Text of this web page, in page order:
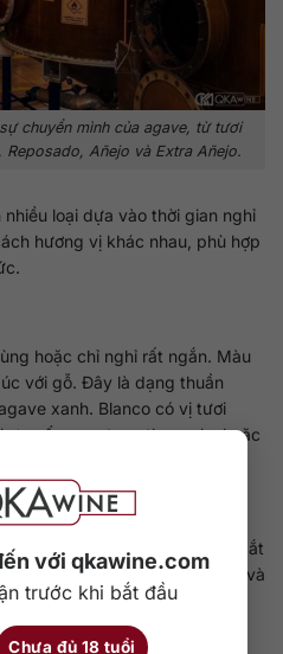
với qkawine.com
trước khi bắt đầu
Chưa đủ 18 tuổi
chuyển mình của agave, từ tươi
Reposado, Añejo và Extra Añejo.
loại dựa vào thời gian nghỉ
hương vị khác nhau, phù hợp
hoặc chỉ nghỉ rất ngắn. Màu
với gỗ. Đây là dạng thuần
xanh. Blanco có vị tươi
uống neat, on the rocks hoặc
đến dưới một năm. Rượu bắt
vị có sự cân bằng giữa agave và
xuất hiện. Reposado phù
tinh tế.